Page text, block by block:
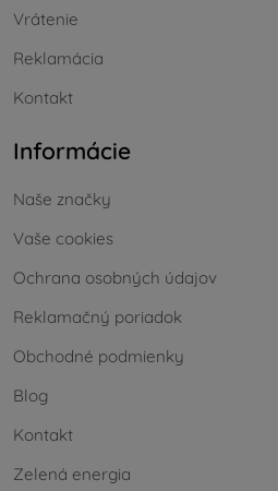
Vrátenie
Reklamácia
Kontakt
Informácie
Naše značky
Vaše cookies
Ochrana osobných údajov
Reklamačný poriadok
Obchodné podmienky
Blog
Kontakt
Zelená energia